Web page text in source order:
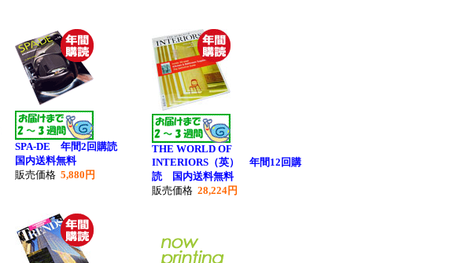
SPA-DE 年間2回購読
国内送料無料
販売価格 5,880円
THE WORLD OF
INTERIORS（英） 年間12回購
読 国内送料無料
販売価格 28,224円